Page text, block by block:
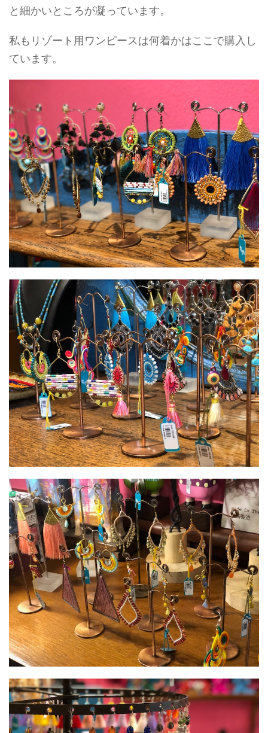
と細かいところが凝っています。
私もリゾート用ワンピースは何着かはここで購入し
ています。